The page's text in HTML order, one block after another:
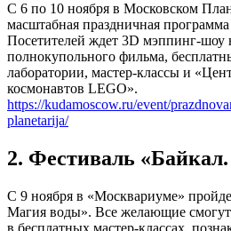
С 6 по 10 ноября в Московском
масштабная праздничная
Посетителей ждет 3D мэппинг-шоу
полнокупольного фильма,
лаборатории, мастер-классы и
космонавтов LEGO».
https://kudamoscow.ru/event/
planetarija/
2. Фестиваль
С 9 ноября в «Москвариуме»
Магия воды». Все желающие смогут
в бесплатных мастер-классах,